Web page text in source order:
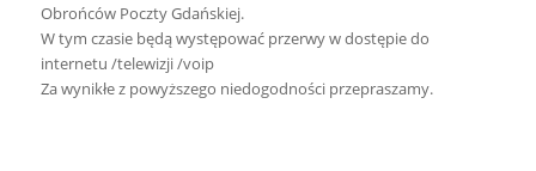
Obrońców Poczty Gdańskiej.
W tym czasie będą występować przerwy w dostępie do
internetu /telewizji /voip
Za wynikłe z powyższego niedogodności przepraszamy.